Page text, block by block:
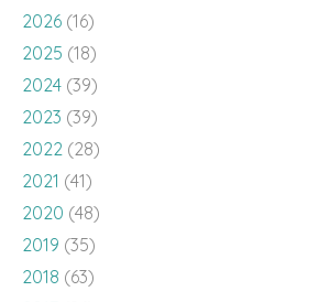
2026 (16)
2025 (18)
2024 (39)
2023 (39)
2022 (28)
2021 (41)
2020 (48)
2019 (35)
2018 (63)